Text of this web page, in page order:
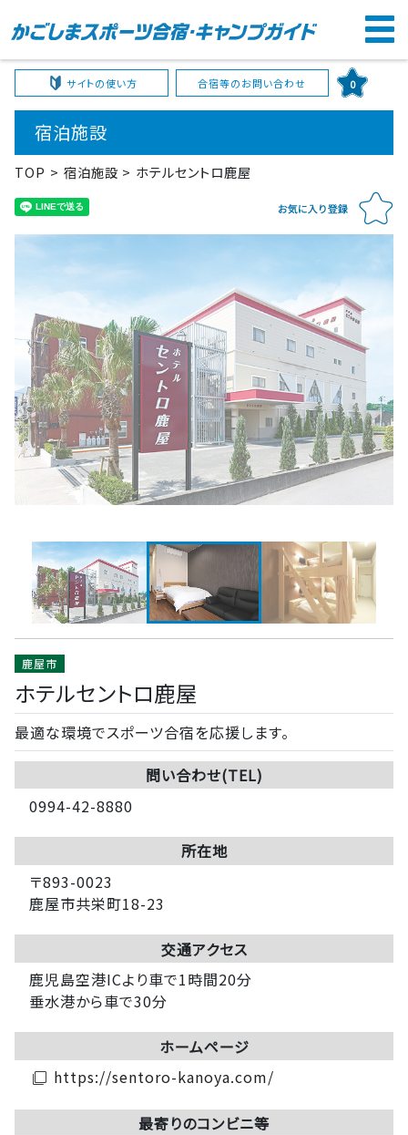
サイトの使い方 合宿等のお問い合わせ 0
宿泊施設
TOP 宿泊施設 ホテルセントロ鹿屋
鹿屋市
ホテルセントロ鹿屋
最適な環境でスポーツ合宿を応援します。
問い合わせ(TEL)
0994-42-8880
所在地
〒893-0023
鹿屋市共栄町18-23
交通アクセス
鹿児島空港ICより車で1時間20分
垂水港から車で30分
ホームページ
filter_none https://sentoro-kanoya.com/
最寄りのコンビニ等